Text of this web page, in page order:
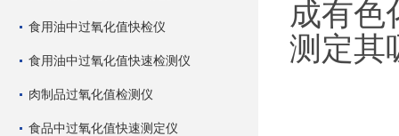
食用油中过氧化值快检仪
食用油中过氧化值快速检测仪
肉制品过氧化值检测仪
食品中过氧化值快速测定仪
成有色
测定其